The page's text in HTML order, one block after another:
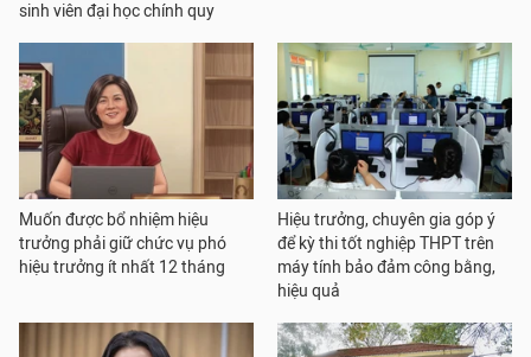
sinh viên đại học chính quy
Muốn được bổ nhiệm hiệu
trưởng phải giữ chức vụ phó
hiệu trưởng ít nhất 12 tháng
Hiệu trưởng, chuyên gia góp ý
để kỳ thi tốt nghiệp THPT trên
máy tính bảo đảm công bằng,
hiệu quả